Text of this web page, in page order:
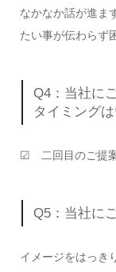
なかなか話が進ま
たい事が伝わらず
Q4：当社に
タイミング
☑ 二回目のご提
Q5：当社に
イメージをはっき